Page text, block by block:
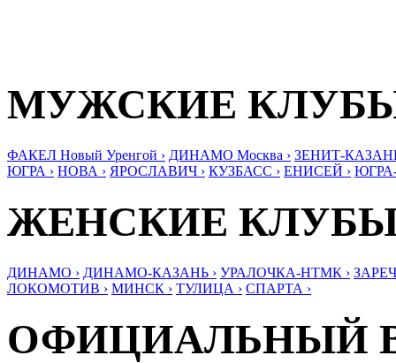
МУЖСКИЕ
ФАКЕЛ Новый Уренгой › ДИНАМО Москва › ЗЕНИТ-
ЮГРА › НОВА › ЯРОСЛАВИЧ › КУЗБАСС › ЕНИСЕЙ ›
ЖЕНСКИЕ
ДИНАМО › ДИНАМО-КАЗАНЬ › УРАЛОЧКА-НТМК ›
ЛОКОМОТИВ › МИНСК › ТУЛИЦА › СПАРТА ›
ОФИЦИАЛЬНЫЙ